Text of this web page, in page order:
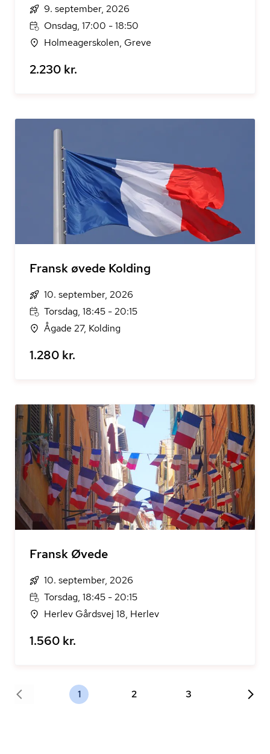
9. september, 2026
Onsdag, 17:00 - 18:50
Holmeagerskolen, Greve
2.230 kr.
Fransk øvede Kolding
10. september, 2026
Torsdag, 18:45 - 20:15
Ågade 27, Kolding
1.280 kr.
Fransk Øvede
10. september, 2026
Torsdag, 18:45 - 20:15
Herlev Gårdsvej 18, Herlev
1.560 kr.
1 2 3